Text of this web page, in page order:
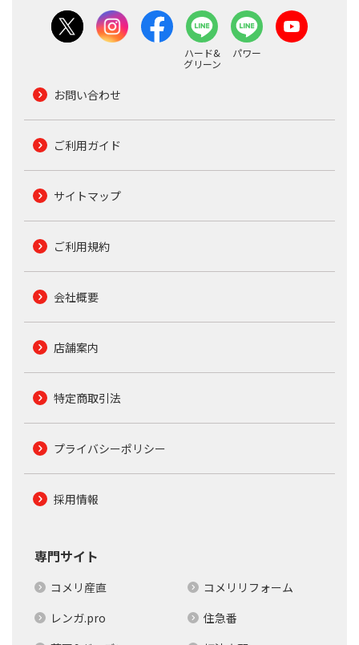
ハード&
グリーン
パワー
お問い合わせ
ご利用ガイド
サイトマップ
ご利用規約
会社概要
店舗案内
特定商取引法
プライバシーポリシー
採用情報
専門サイト
コメリ産直
コメリリフォーム
レンガ.pro
住急番